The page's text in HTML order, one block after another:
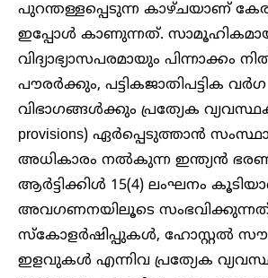
പുറന്തള്ളപ്പെടുന്ന കാഴ്ചയാണ്
ഇപ്പോൾ കാണുന്നത്.
വിദ്യാഭ്യാസപരമായും പിന്നാക്കം
പൗരർക്കും, പട്ടികജാതിപട്ടിക വർഗ
വിഭാഗങ്ങൾക്കും പ്രത്യേക
provisions) ഏർപ്പെടുത്താൻ
അധികാരം നൽകുന്ന ഇന്ത്യൻ
ആർട്ടിക്കിൾ 15(4) ലംഘനം
അവഗണനയിലൂടെ
സ്കോളർഷിപ്പുകൾ, ഹോസ്റ്റൽ
ഇളവുകൾ എന്നിവ പ്രത്യേക